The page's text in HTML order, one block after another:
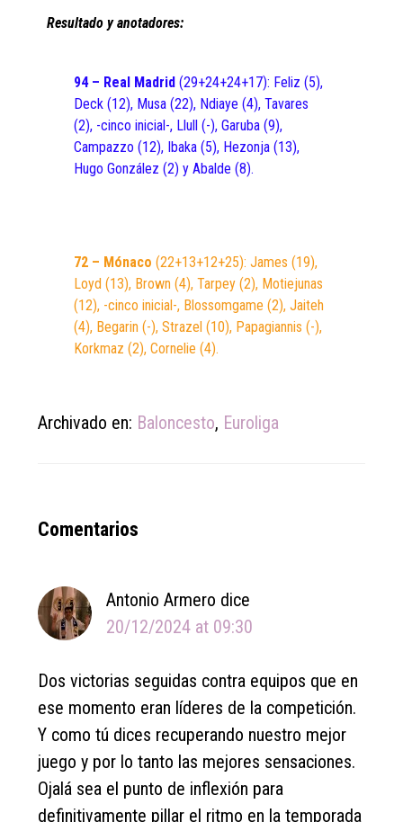
Resultado y anotadores:
94 – Real Madrid (29+24+24+17): Feliz (5),
Deck (12), Musa (22), Ndiaye (4), Tavares
(2), -cinco inicial-, Llull (-), Garuba (9),
Campazzo (12), Ibaka (5), Hezonja (13),
Hugo González (2) y Abalde (8).
72 – Mónaco (22+13+12+25): James (19),
Loyd (13), Brown (4), Tarpey (2), Motiejunas
(12), -cinco inicial-, Blossomgame (2), Jaiteh
(4), Begarin (-), Strazel (10), Papagiannis (-),
Korkmaz (2), Cornelie (4).
Archivado en: Baloncesto, Euroliga
Reader
Comentarios
Antonio Armero dice
20/12/2024 at 09:30
Dos victorias seguidas contra equipos que en
ese momento eran líderes de la competición.
Y como tú dices recuperando nuestro mejor
juego y por lo tanto las mejores sensaciones.
Ojalá sea el punto de inflexión para
definitivamente pillar el ritmo en la temporada